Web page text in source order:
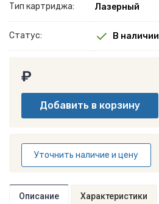
Тип картриджа: Лазерный
Статус: В наличии
₽
Уточнить наличие и цену
Описание Характеристики